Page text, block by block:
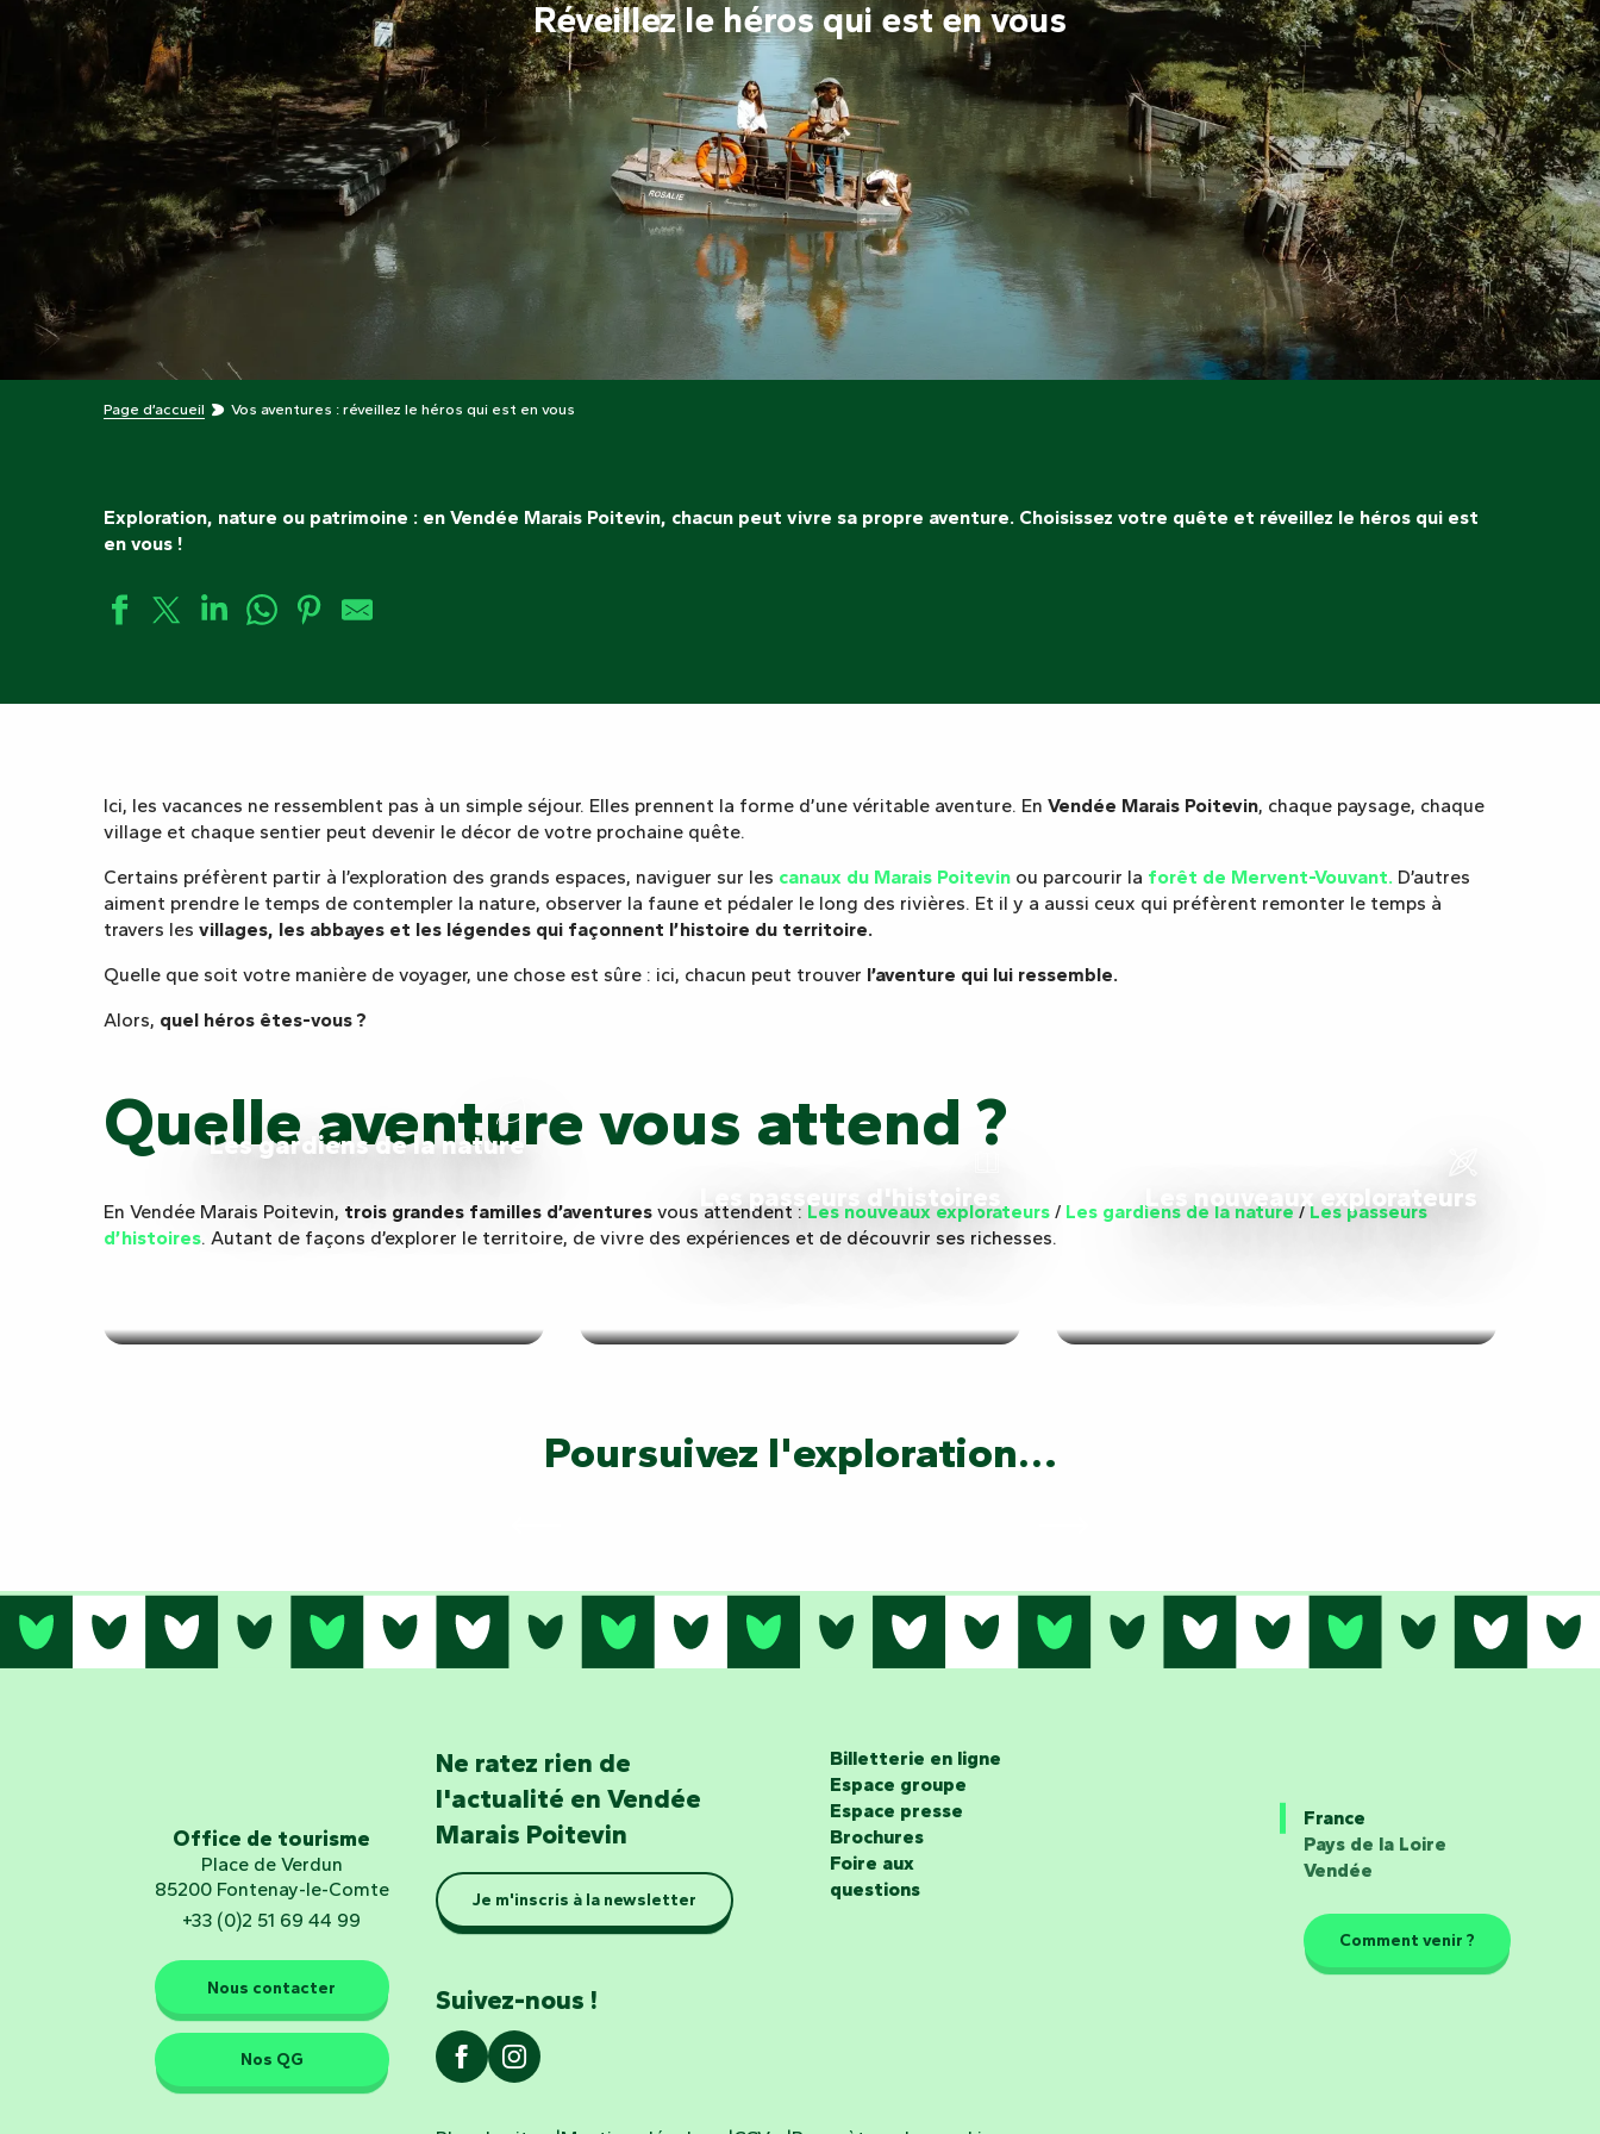
Réveillez le héros qui est en vous
Page d’accueil Vos aventures : réveillez le héros qui est en vous
Exploration, nature ou patrimoine : en Vendée Marais Poitevin, chacun peut vivre sa propre aventure. Choisissez votre quête et réveillez le héros qui est
en vous !
Ici, les vacances ne ressemblent pas à un simple séjour. Elles prennent la forme d’une véritable aventure. En Vendée Marais Poitevin, chaque paysage, chaque
village et chaque sentier peut devenir le décor de votre prochaine quête.
Certains préfèrent partir à l’exploration des grands espaces, naviguer sur les canaux du Marais Poitevin ou parcourir la forêt de Mervent-Vouvant. D’autres
aiment prendre le temps de contempler la nature, observer la faune et pédaler le long des rivières. Et il y a aussi ceux qui préfèrent remonter le temps à
travers les villages, les abbayes et les légendes qui façonnent l’histoire du territoire.
Quelle que soit votre manière de voyager, une chose est sûre : ici, chacun peut trouver l’aventure qui lui ressemble.
Alors, quel héros êtes-vous ?
Quelle aventure vous attend ?
En Vendée Marais Poitevin, trois grandes familles d’aventures vous attendent :Les nouveaux explorateurs / Les gardiens de la nature/Les passeurs
d’histoires. Autant de façons d’explorer le territoire, de vivre des expériences et de découvrir ses richesses.
Les gardiens de la nature
Les passeurs d'histoires
Les nouveaux explorateurs
Poursuivez l'exploration…
Office de tourisme
Place de Verdun
85200 Fontenay-le-Comte
+33 (0)2 51 69 44 99
Nous contacter
Nos QG
Ne ratez rien de
l'actualité en Vendée
Marais Poitevin
Je m'inscris à la newsletter
Suivez-nous !
Billetterie en ligne
Espace groupe
Espace presse
Brochures
Foire aux
questions
France
Pays de la Loire
Vendée
Comment venir ?